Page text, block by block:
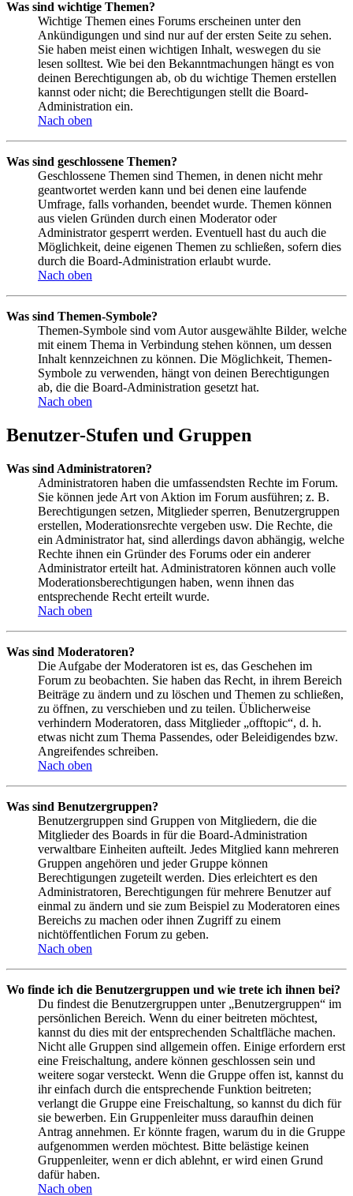
Was sind wichtige Themen?
Wichtige Themen eines Forums erscheinen unter den
Ankündigungen und sind nur auf der ersten Seite zu sehen.
Sie haben meist einen wichtigen Inhalt, weswegen du sie
lesen solltest. Wie bei den Bekanntmachungen hängt es von
deinen Berechtigungen ab, ob du wichtige Themen erstellen
kannst oder nicht; die Berechtigungen stellt die Board-
Administration ein.
Nach oben
Was sind geschlossene Themen?
Geschlossene Themen sind Themen, in denen nicht mehr
geantwortet werden kann und bei denen eine laufende
Umfrage, falls vorhanden, beendet wurde. Themen können
aus vielen Gründen durch einen Moderator oder
Administrator gesperrt werden. Eventuell hast du auch die
Möglichkeit, deine eigenen Themen zu schließen, sofern dies
durch die Board-Administration erlaubt wurde.
Nach oben
Was sind Themen-Symbole?
Themen-Symbole sind vom Autor ausgewählte Bilder, welche
mit einem Thema in Verbindung stehen können, um dessen
Inhalt kennzeichnen zu können. Die Möglichkeit, Themen-
Symbole zu verwenden, hängt von deinen Berechtigungen
ab, die die Board-Administration gesetzt hat.
Nach oben
Benutzer-Stufen und Gruppen
Was sind Administratoren?
Administratoren haben die umfassendsten Rechte im Forum.
Sie können jede Art von Aktion im Forum ausführen; z. B.
Berechtigungen setzen, Mitglieder sperren, Benutzergruppen
erstellen, Moderationsrechte vergeben usw. Die Rechte, die
ein Administrator hat, sind allerdings davon abhängig, welche
Rechte ihnen ein Gründer des Forums oder ein anderer
Administrator erteilt hat. Administratoren können auch volle
Moderationsberechtigungen haben, wenn ihnen das
entsprechende Recht erteilt wurde.
Nach oben
Was sind Moderatoren?
Die Aufgabe der Moderatoren ist es, das Geschehen im
Forum zu beobachten. Sie haben das Recht, in ihrem Bereich
Beiträge zu ändern und zu löschen und Themen zu schließen,
zu öffnen, zu verschieben und zu teilen. Üblicherweise
verhindern Moderatoren, dass Mitglieder „offtopic“, d. h.
etwas nicht zum Thema Passendes, oder Beleidigendes bzw.
Angreifendes schreiben.
Nach oben
Was sind Benutzergruppen?
Benutzergruppen sind Gruppen von Mitgliedern, die die
Mitglieder des Boards in für die Board-Administration
verwaltbare Einheiten aufteilt. Jedes Mitglied kann mehreren
Gruppen angehören und jeder Gruppe können
Berechtigungen zugeteilt werden. Dies erleichtert es den
Administratoren, Berechtigungen für mehrere Benutzer auf
einmal zu ändern und sie zum Beispiel zu Moderatoren eines
Bereichs zu machen oder ihnen Zugriff zu einem
nichtöffentlichen Forum zu geben.
Nach oben
Wo finde ich die Benutzergruppen und wie trete ich ihnen bei?
Du findest die Benutzergruppen unter „Benutzergruppen“ im
persönlichen Bereich. Wenn du einer beitreten möchtest,
kannst du dies mit der entsprechenden Schaltfläche machen.
Nicht alle Gruppen sind allgemein offen. Einige erfordern erst
eine Freischaltung, andere können geschlossen sein und
weitere sogar versteckt. Wenn die Gruppe offen ist, kannst du
ihr einfach durch die entsprechende Funktion beitreten;
verlangt die Gruppe eine Freischaltung, so kannst du dich für
sie bewerben. Ein Gruppenleiter muss daraufhin deinen
Antrag annehmen. Er könnte fragen, warum du in die Gruppe
aufgenommen werden möchtest. Bitte belästige keinen
Gruppenleiter, wenn er dich ablehnt, er wird einen Grund
dafür haben.
Nach oben